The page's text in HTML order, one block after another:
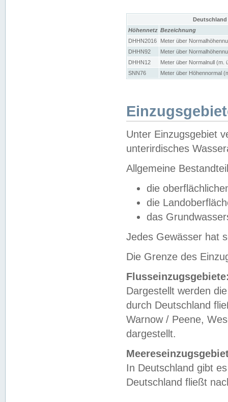
Höhennetz Bezeichnung
DHHN2016
Meter über
DHHN92
Meter über
DHHN12
Meter über Normalnull (m.
SNN76
Meter über Höhennormal
Unter Einzugsgebiet
unterirdisches
Allgemeine
die
die
das
Jedes Gewässer hat
Die Grenze des
Dargestellt werden
durch Deutschland
Warnow / Peene,
dargestellt.
In Deutschland gibt
Deutschland fließt